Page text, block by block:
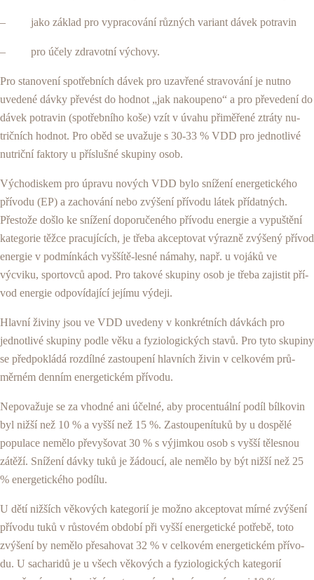
– jako základ pro vypracování různých variant dávek potravin
– pro účely zdravotní výchovy.
Pro stanovení spotřebních dávek pro uzavřené stra­vování je nutno
uvedené dávky převést do hodnot „jak nakoupeno“ a pro převedení do
dávek potravin (spotřebního koše) vzít v úvahu přiměřené ztráty nu­
tričních hodnot. Pro oběd se uvažuje s 30-33 % VDD pro jednotlivé
nutriční faktory u příslušné skupiny osob.
Východiskem pro úpravu nových VDD bylo sníže­ní energetického
přívodu (EP) a zachování nebo zvý­šení přívodu látek přídatných.
Přestože došlo ke sní­žení doporučeného přívodu energie a vypuštění
kategorie těžce pracujících, je třeba akceptovat vý­razně zvýšený přívod
energie v podmínkách vyššítě-lesné námahy, např. u vojáků ve
výcviku, sportovců apod. Pro takové skupiny osob je třeba zajistit pří­
vod energie odpovídající jejímu výdeji.
Hlavní živiny jsou ve VDD uvedeny v konkrétních dávkách pro
jednotlivé skupiny podle věku a fyzio­logických stavů. Pro tyto skupiny
se předpokládá rozdílné zastoupení hlavních živin v celkovém prů­
měrném denním energetickém přívodu.
Nepovažuje se za vhodné ani účelné, aby procen­tuální podíl bílkovin
byl nižší než 10 % a vyšší než 15 %. Zastoupenítuků by u dospělé
populace nemělo převy­šovat 30 % s výjimkou osob s vyšší tělesnou
zátěží. Snížení dávky tuků je žádoucí, ale nemělo by být nižší než 25
% energetického podílu.
U dětí nižších věkových kategorií je možno akcep­tovat mírné zvýšení
přívodu tuků v růstovém období při vyšší energetické potřebě, toto
zvýšení by nemě­lo přesahovat 32 % v celkovém energetickém přívo­
du. U sacharidů je u všech věkových a fyziologických kategorií